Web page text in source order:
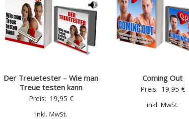
Der Treuetester – Wie man
Treue testen kann
Preis: 19,95 €
inkl. MwSt.
Coming Out
Preis: 19,95 €
inkl. MwSt.